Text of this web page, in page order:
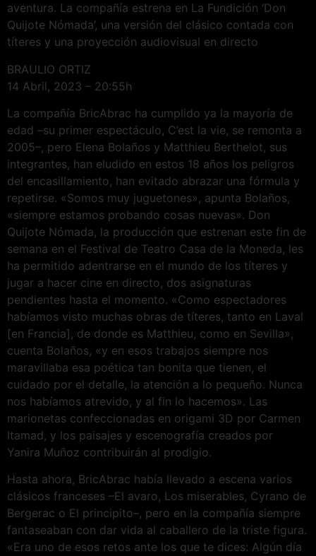
aventura. La compañía estrena en La Fundición ‘Don
Quijote Nómada’, una versión del clásico contada con
títeres y una proyección audiovisual en directo
BRAULIO ORTIZ
14 Abril, 2023 – 20:55h
La compañía BricAbrac ha cumplido ya la mayoría de
edad –su primer espectáculo, C’est la vie, se remonta a
2005–, pero Elena Bolaños y Matthieu Berthelot, sus
integrantes, han eludido en estos 18 años los peligros
del encasillamiento, han evitado abrazar una fórmula y
repetirse. «Somos muy juguetones», apunta Bolaños,
«siempre estamos probando cosas nuevas». Don
Quijote Nómada, la producción que estrenan este fin de
semana en el Festival de Teatro Casa de la Moneda, les
ha permitido adentrarse en el mundo de los títeres y
jugar a hacer cine en directo, dos asignaturas
pendientes hasta el momento. «Como espectadores
habíamos visto muchas obras de títeres, tanto en Laval
[en Francia], de donde es Matthieu, como en Sevilla»,
cuenta Bolaños, «y en esos trabajos siempre nos
maravillaba esa poética tan bonita que tienen, el
cuidado por el detalle, la atención a lo pequeño. Nunca
nos habíamos atrevido, y al fin lo hacemos». Las
marionetas confeccionadas en origami 3D por Carmen
Itamad, y los paisajes y escenografía creados por
Yanira Muñoz contribuirán al prodigio.
Hasta ahora, BricAbrac había llevado a escena varios
clásicos franceses –El avaro, Los miserables, Cyrano de
Bergerac o El principito–, pero en la compañía siempre
fantaseaban con dar vida al caballero de la triste figura.
«Era uno de esos retos ante los que te dices: Algún día